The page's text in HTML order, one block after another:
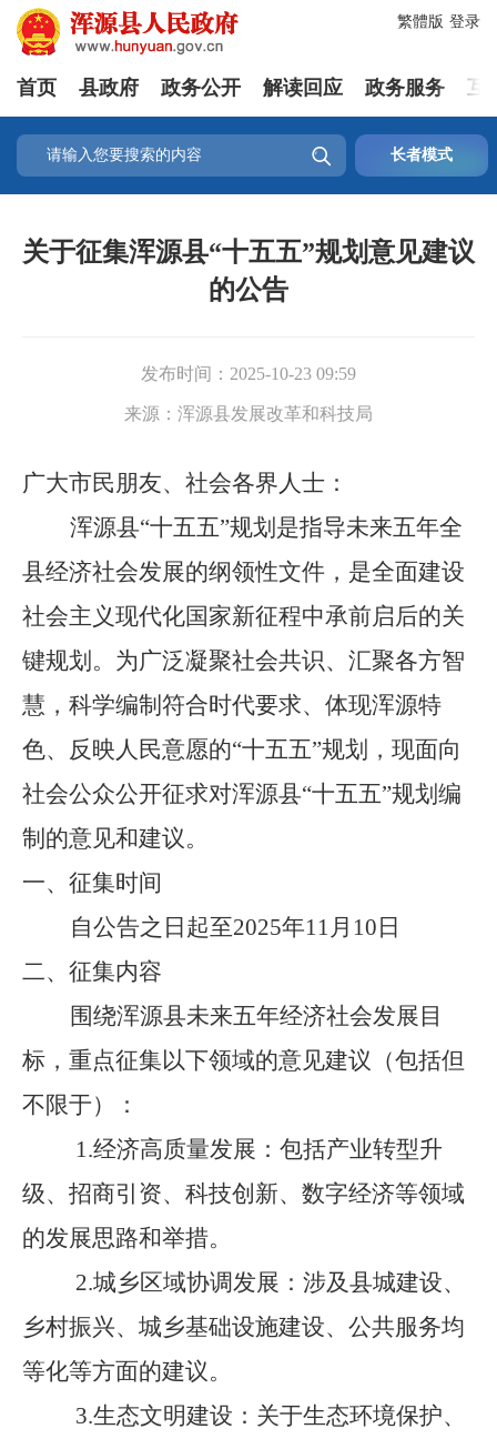
登录
繁體版
首页 县政府 政务公开 解读回应 政务服务 互
 长者模式
关于征集浑源县“十五五”规划意见建议
的公告
发布时间： 2025-10-23 09:59
来源： 浑源县发展改革和科技局
广大市民朋友、社会各界人士：
浑源县“十五五”规划是指导未来五年全
县经济社会发展的纲领性文件，是全面建设
社会主义现代化国家新征程中承前启后的关
键规划。 为广泛凝聚社会共识、汇聚各方智
慧，科学编制符合时代要求、体现浑源特
色、反映人民意愿的“十五五”规划， 现面向
社会公众公开征求对浑源县“十五五”规划编
制的意见和建议。
一、征集时间
自公告之日起至2025年11月 10 日
二、征集内容
围绕浑源县未来五年经济社会发展目
标，重点征集以下领域的意见建议（包括但
不限于）：
1.经济高质量发展：包括产业转型升
级、招商引资、科技创新、数字经济等领域
的发展思路和举措。
2.城乡区域协调发展：涉及县城建设、
乡村振兴、城乡基础设施建设、公共服务均
等化等方面的建议。
3.生态文明建设：关于生态环境保护、